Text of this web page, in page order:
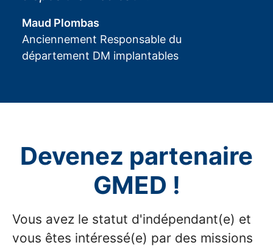
Maud Plombas
Anciennement Responsable du
département DM implantables
Devenez partenaire
GMED !
Vous avez le statut d'indépendant(e) et
vous êtes intéressé(e) par des missions